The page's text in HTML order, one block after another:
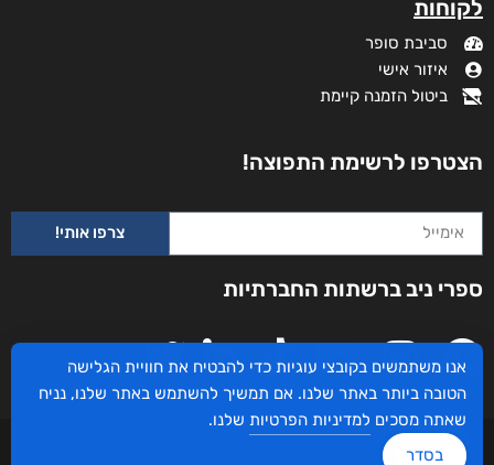
לקוחות
סביבת סופר
איזור אישי
ביטול הזמנה קיימת
הצטרפו לרשימת התפוצה!
צרפו אותי!
ספרי ניב ברשתות החברתיות
עיצוב ובניית האתר: ספרי ניב © כל הזכויות שמורות. בוקסאי טכנולוגיות בע"מ שד אבא
אנו משתמשים בקובצי עוגיות כדי להבטיח את חוויית הגלישה
הטובה ביותר באתר שלנו. אם תמשיך להשתמש באתר שלנו, נניח
שאתה מסכים למדיניות הפרטיות שלנו.
בסדר